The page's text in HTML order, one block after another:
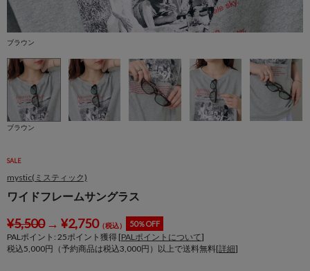
ブラウン
ブラウン
SALE
mystic(ミスティック)
ワイドフレームサングラス
¥5,500→ ¥2,750（税込） 50％OFF
PALポイント: 25ポイント獲得 [PALポイントについて]
税込5,000円（予約商品は税込3,000円）以上で送料無料[詳細]